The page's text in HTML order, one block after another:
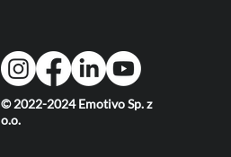
© 2022-2024 Emotivo Sp. z
o.o.